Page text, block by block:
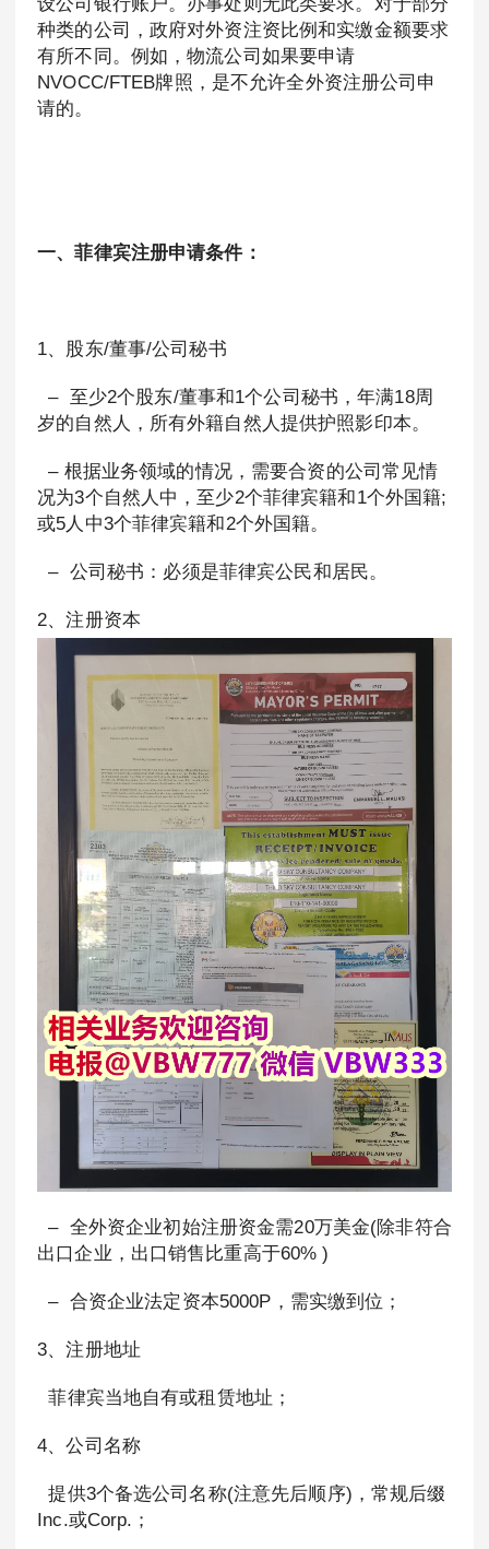
种类的公司，政府对外资注资比例和实缴金额要求
有所不同。例如，物流公司如果要申请
NVOCC/FTEB牌照，是不允许全外资注册公司申
请的。
一、菲律宾注册申请条件：
1、股东/董事/公司秘书
– 至少2个股东/董事和1个公司秘书，年满18周
岁的自然人，所有外籍自然人提供护照影印本。
– 根据业务领域的情况，需要合资的公司常见情
况为3个自然人中，至少2个菲律宾籍和1个外国籍;
或5人中3个菲律宾籍和2个外国籍。
– 公司秘书：必须是菲律宾公民和居民。
2、注册资本
– 全外资企业初始注册资金需20万美金(除非符合
出口企业，出口销售比重高于60% )
– 合资企业法定资本5000P，需实缴到位；
3、注册地址
菲律宾当地自有或租赁地址；
4、公司名称
提供3个备选公司名称(注意先后顺序)，常规后缀
Inc.或Corp.；